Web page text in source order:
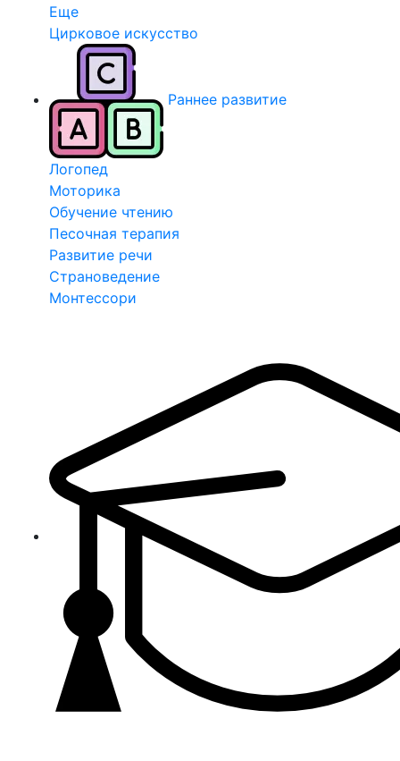
Еще
Цирковое искусство
Раннее развитие
Логопед
Моторика
Обучение чтению
Песочная терапия
Развитие речи
Страноведение
Монтессори